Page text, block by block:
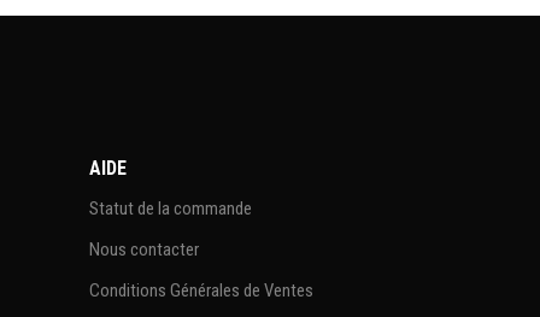
AIDE
Statut de la commande
Nous contacter
Conditions Générales de Ventes